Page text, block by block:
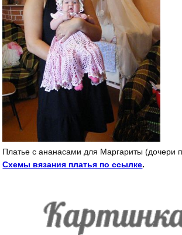
Платье с ананасами для Маргариты (дочери
Схемы вязания платья по ссылке.